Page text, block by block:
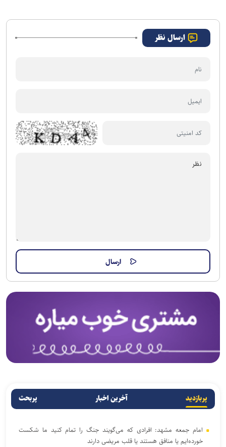
ارسال نظر
پربازدید آخرین اخبار پربحث
امام جمعه مشهد: افرادی که می‌گویند جنگ را تمام کنید ما شکست
خورده‌ایم یا منافق هستند یا قلب مریضی دارند